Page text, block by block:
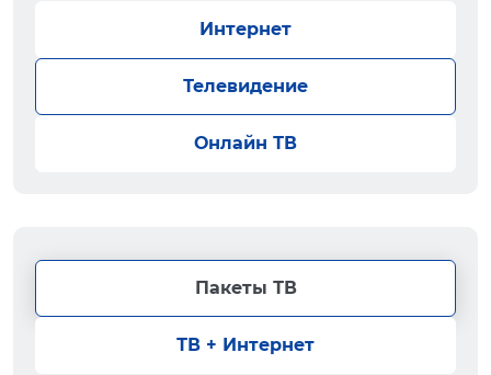
Интернет
Телевидение
Онлайн ТВ
Пакеты ТВ
ТВ + Интернет